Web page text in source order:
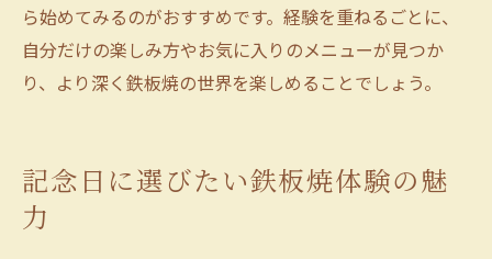
ら始めてみるのがおすすめです。経験を重ねるごとに、
自分だけの楽しみ方やお気に入りのメニューが見つか
り、より深く鉄板焼の世界を楽しめることでしょう。
記念日に選びたい鉄板焼体験の魅
力